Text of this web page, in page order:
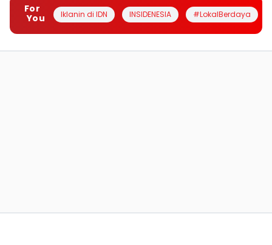
For
You
Iklanin di IDN INSIDENESIA #LokalBerdaya